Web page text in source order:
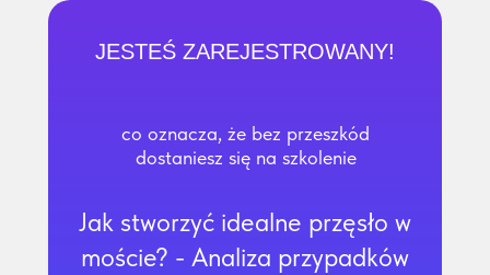
JESTEŚ ZAREJESTROWANY!
co oznacza, że ​​bez przeszkód
dostaniesz się na szkolenie
Jak stworzyć idealne przęsło w
moście? - Analiza przypadków